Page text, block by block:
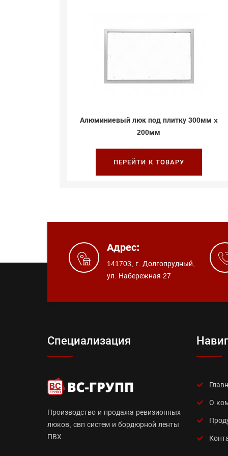
Алюминиевый люк под плитку 300мм x
200мм
ПЕРЕЙТИ К ТОВАРУ
Адрес:
141703, г. Долгопрудный,
ул. Набережная 27
Специализация
Производство и продажа ревизионных
люков, свп систем и бордюрной ленты
ПВХ.
О